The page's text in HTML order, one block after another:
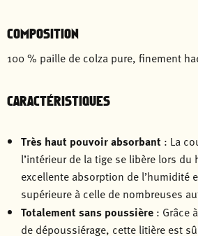
COMPOSITION
100 % paille de colza pure, finement
CARACTÉRISTIQUES
Très haut pouvoir absorbant : La
l’intérieur de la tige se libère lors
excellente absorption de l’humidité
supérieure à celle de nombreuses
Totalement sans poussière : Grâce
de dépoussiérage, cette litière est